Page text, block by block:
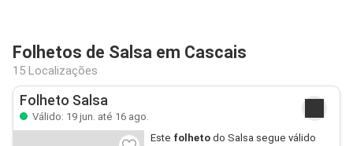
Folhetos de Salsa em Cascais
15 Localizações
Folheto Salsa
Válido: 19 jun. até 16 ago.
Este folhetodo Salsa segue válido